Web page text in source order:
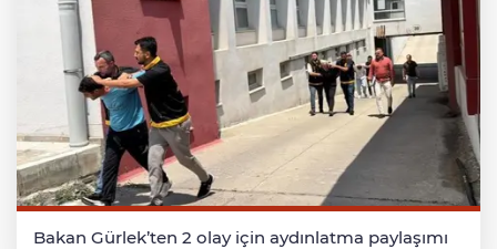
Bakan Gürlek’ten 2 olay için aydınlatma paylaşımı